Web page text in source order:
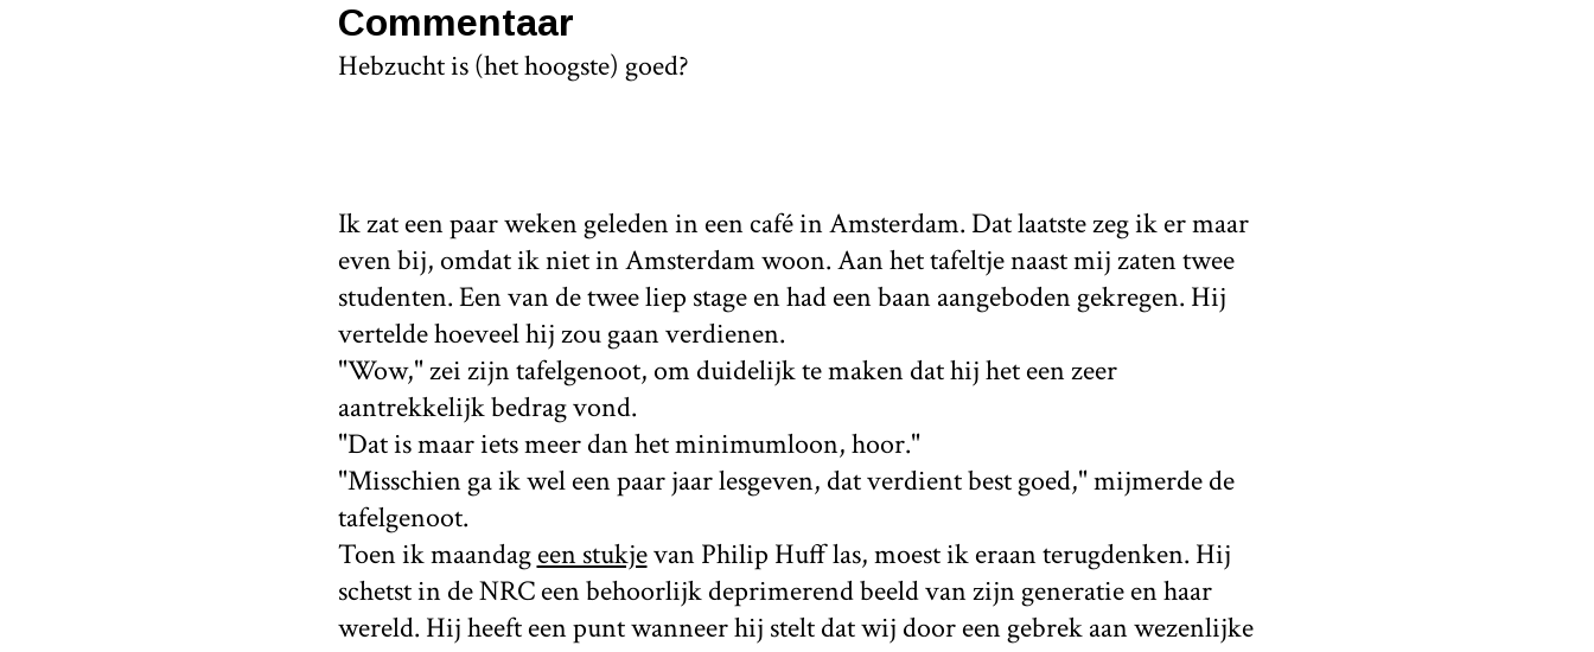
Commentaar
Hebzucht is (het hoogste) goed?
Ik zat een paar weken geleden in een café in Amsterdam. Dat laatste zeg ik er maar
even bij, omdat ik niet in Amsterdam woon. Aan het tafeltje naast mij zaten twee
studenten. Een van de twee liep stage en had een baan aangeboden gekregen. Hij
vertelde hoeveel hij zou gaan verdienen.
"Wow," zei zijn tafelgenoot, om duidelijk te maken dat hij het een zeer
aantrekkelijk bedrag vond.
"Dat is maar iets meer dan het minimumloon, hoor."
"Misschien ga ik wel een paar jaar lesgeven, dat verdient best goed," mijmerde de
tafelgenoot.
Toen ik maandageen stukjevan Philip Huff las, moest ik eraan terugdenken. Hij
schetst in de NRC een behoorlijk deprimerend beeld van zijn generatie en haar
wereld. Hij heeft een punt wanneer hij stelt dat wij door een gebrek aan wezenlijke